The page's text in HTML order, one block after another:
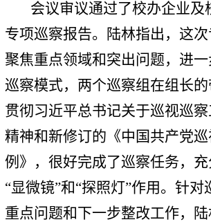
会议审议通过了校办企业及
专项巡察报告。陆林指出，这
聚焦重点领域和突出问题，进
巡察模式，两个巡察组在组长
贯彻习近平总书记关于巡视巡
精神和新修订的《中国共产党
例》，很好完成了巡察任务，
“显微镜”和“探照灯”作用。针对
重点问题和下一步整改工作，